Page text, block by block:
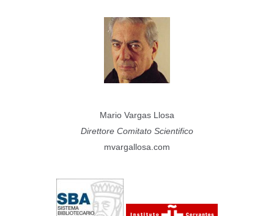
Mario Vargas Llosa
Direttore Comitato Scientifico
mvargallosa.com